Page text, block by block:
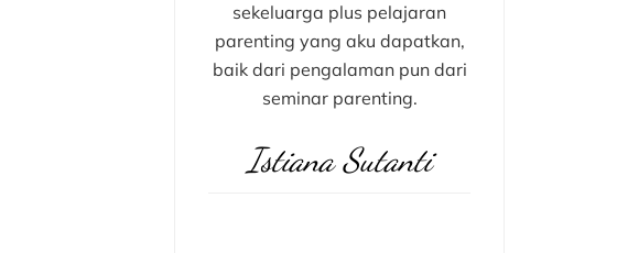
sekeluarga plus pelajaran
parenting yang aku dapatkan,
baik dari pengalaman pun dari
seminar parenting.
Istiana Sutanti